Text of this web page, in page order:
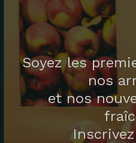
Soyez les
nos
et nos